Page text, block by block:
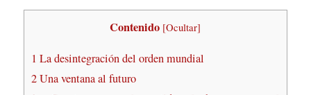
Contenido [Ocultar]
1 La desintegración del orden mundial
2Una ventana al futuro